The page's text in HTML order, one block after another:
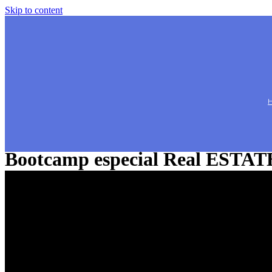
Skip to content
Bootcamp especial Real